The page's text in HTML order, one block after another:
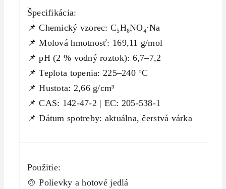
Špecifikácia:
📌 Chemický vzorec: C₅H₈NO₄·Na
📌 Molová hmotnosť: 169,11 g/mol
📌 pH (2 % vodný roztok): 6,7–7,2
📌 Teplota topenia: 225–240 °C
📌 Hustota: 2,66 g/cm³
📌 CAS: 142-47-2 | EC: 205-538-1
📌 Dátum spotreby: aktuálna, čerstvá várka
Použitie:
🍲 Polievky a hotové jedlá